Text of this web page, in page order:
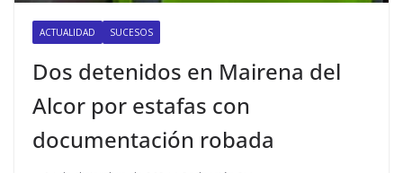
ACTUALIDAD SUCESOS
Dos detenidos en Mairena del
Alcor por estafas con
documentación robada